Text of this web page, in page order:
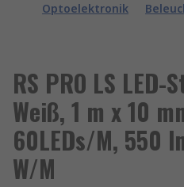
Optoelektronik
RS PRO LS
Weiß, 1 m x 10
60LEDs/M, 550
W/M